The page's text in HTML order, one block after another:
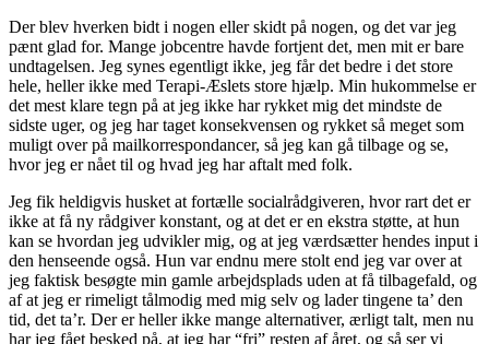
Der blev hverken bidt i nogen eller skidt på nogen, og det var jeg
pænt glad for. Mange jobcentre havde fortjent det, men mit er bare
undtagelsen. Jeg synes egentligt ikke, jeg får det bedre i det store
hele, heller ikke med Terapi-Æslets store hjælp. Min hukommelse er
det mest klare tegn på at jeg ikke har rykket mig det mindste de
sidste uger, og jeg har taget konsekvensen og rykket så meget som
muligt over på mailkorrespondancer, så jeg kan gå tilbage og se,
hvor jeg er nået til og hvad jeg har aftalt med folk.
Jeg fik heldigvis husket at fortælle socialrådgiveren, hvor rart det er
ikke at få ny rådgiver konstant, og at det er en ekstra støtte, at hun
kan se hvordan jeg udvikler mig, og at jeg værdsætter hendes input i
den henseende også. Hun var endnu mere stolt end jeg var over at
jeg faktisk besøgte min gamle arbejdsplads uden at få tilbagefald, og
af at jeg er rimeligt tålmodig med mig selv og lader tingene ta’ den
tid, det ta’r. Der er heller ikke mange alternativer, ærligt talt, men nu
har jeg fået besked på, at jeg har “fri” resten af året, og så ser vi